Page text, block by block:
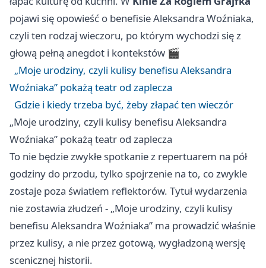
pojawi się opowieść o benefisie Aleksandra Woźniaka,
czyli ten rodzaj wieczoru, po którym wychodzi się z
głową pełną anegdot i kontekstów 🎬
„Moje urodziny, czyli kulisy benefisu Aleksandra
Woźniaka” pokażą teatr od zaplecza
Gdzie i kiedy trzeba być, żeby złapać ten wieczór
„Moje urodziny, czyli kulisy benefisu Aleksandra
Woźniaka” pokażą teatr od zaplecza
To nie będzie zwykłe spotkanie z repertuarem na pół
godziny do przodu, tylko spojrzenie na to, co zwykle
zostaje poza światłem reflektorów. Tytuł wydarzenia
nie zostawia złudzeń - „Moje urodziny, czyli kulisy
benefisu Aleksandra Woźniaka” ma prowadzić właśnie
przez kulisy, a nie przez gotową, wygładzoną wersję
scenicznej historii.